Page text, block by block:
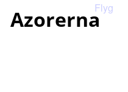
Flyg
Azorerna